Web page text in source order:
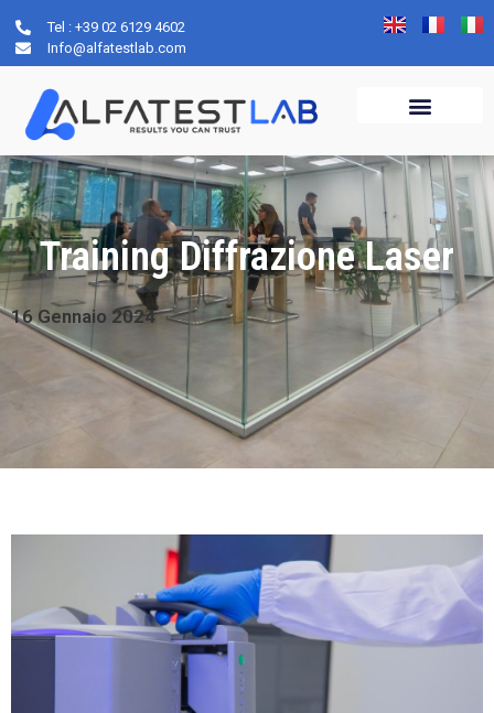
Tel : +39 02 6129 4602
Info@alfatestlab.com
Training Diffrazione Laser
16 Gennaio 2024